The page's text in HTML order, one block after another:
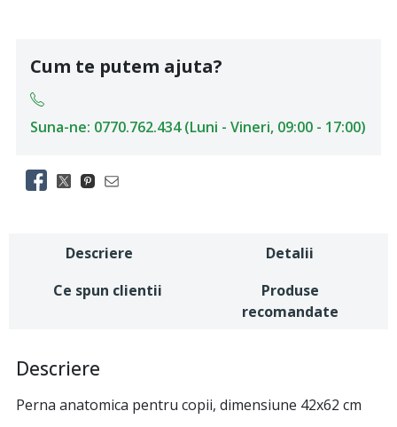
Cum te putem ajuta?
Suna-ne: 0770.762.434 (Luni - Vineri, 09:00 - 17:00)
Descriere
Detalii
Ce spun clientii
Produse
recomandate
Descriere
Perna anatomica pentru copii, dimensiune 42x62 cm